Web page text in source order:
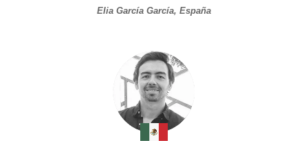
Elia García García, España